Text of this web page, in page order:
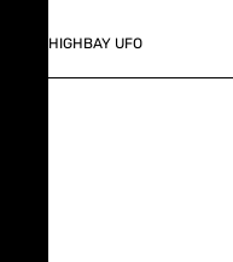
HIGHBAY UFO